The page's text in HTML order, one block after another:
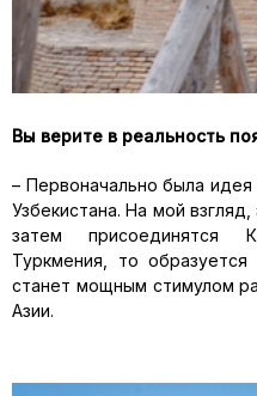
Вы верите в реальность
– Первоначально была идея
Узбекистана. На мой
затем присоединятся
Туркмения, то
станет мощным стимулом
Азии.